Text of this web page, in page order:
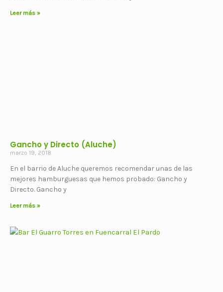
Leer más »
Gancho y Directo (Aluche)
marzo 19, 2018
En el barrio de Aluche queremos recomendar unas de las
mejores hamburguesas que hemos probado: Gancho y
Directo. Gancho y
Leer más »